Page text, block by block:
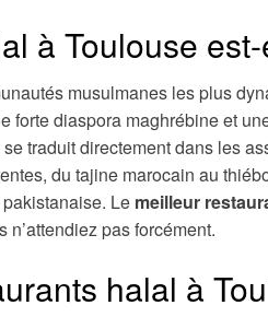
à Toulouse
musulmanes les plus
forte diaspora maghrébine et
traduit directement dans les
du tajine marocain au
Le meilleur
pas forcément.
halal à